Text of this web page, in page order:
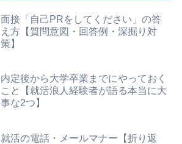
面接「自己PRをしてください」の答
え方【質問意図・回答例・深掘り対
策】
内定後から大学卒業までにやっておく
こと【就活浪人経験者が語る本当に大
事な2つ】
就活の電話・メールマナー【折り返